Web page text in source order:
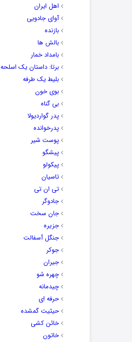
اهل ایران
آوای جادویی
بازنده
بالش ها
بامداد خمار
برتا: داستان یک اسلحه
بلیط یک‌‌ طرفه
بوی خون
بی گناه
پدر گواردیولا
پدرخوانده
پوست شیر
پیشگو
پیکولو
تاسیان
تی ان تی
جادوگر
جان سخت
جزیره
جنگل آسفالت
جوکر
جیران
چهره شو
چیدمانه
حرفه ای
حیثیت گمشده
خائن کشی
خاتون